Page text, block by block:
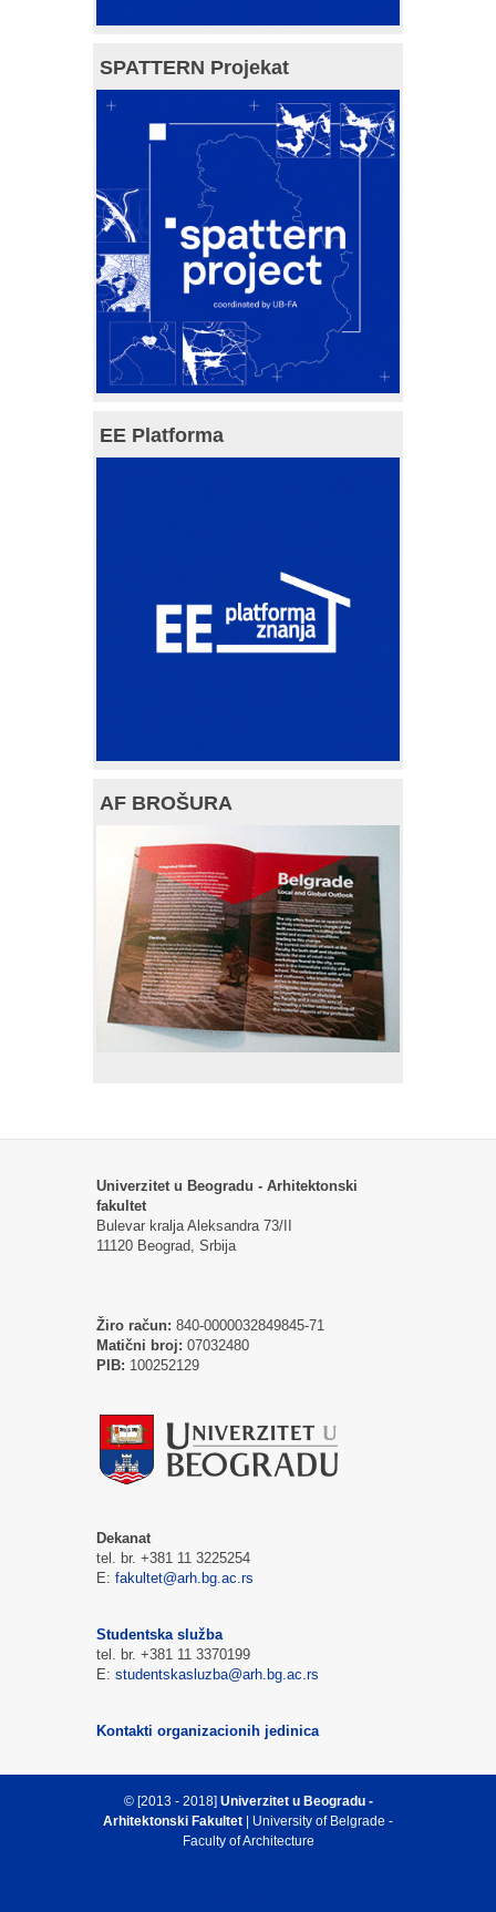
SPATTERN Projekat
EE Platforma
AF BROŠURA
Univerzitet u Beogradu - Arhitektonski
fakultet
Bulevar kralja Aleksandra 73/II
11120 Beograd, Srbija
Žiro račun: 840-0000032849845-71
Matični broj: 07032480
PIB: 100252129
Dekanat
tel. br. +381 11 3225254
E: fakultet@arh.bg.ac.rs
Studentska služba
tel. br. +381 11 3370199
E: studentskasluzba@arh.bg.ac.rs
Kontakti organizacionih jedinica
© [2013 - 2018] Univerzitet u Beogradu -
Arhitektonski Fakultet | University of Belgrade -
Faculty of Architecture